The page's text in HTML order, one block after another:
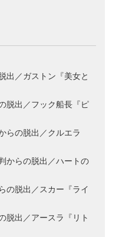
出／ガストン『美女と
脱出／フック船長『ピ
らの脱出／クルエラ
からの脱出／ハートの
の脱出／スカー『ライ
脱出／アースラ『リト